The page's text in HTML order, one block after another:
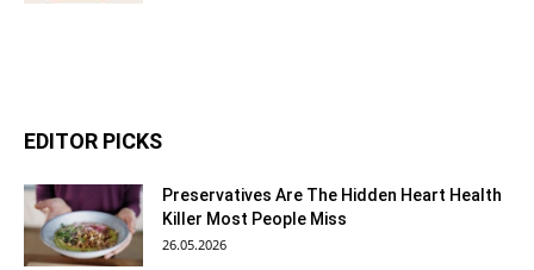
EDITOR PICKS
Preservatives Are The Hidden Heart Health
Killer Most People Miss
26.05.2026